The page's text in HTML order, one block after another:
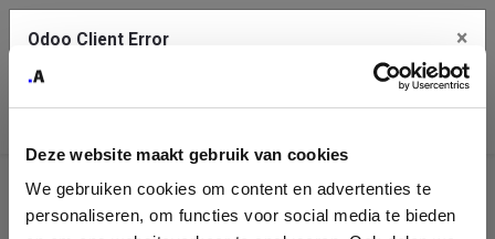
Deze website maakt gebruik van cookies
We gebruiken cookies om content en advertenties te
personaliseren, om functies voor social media te bieden
Company
Odoo Client Error ×
service.